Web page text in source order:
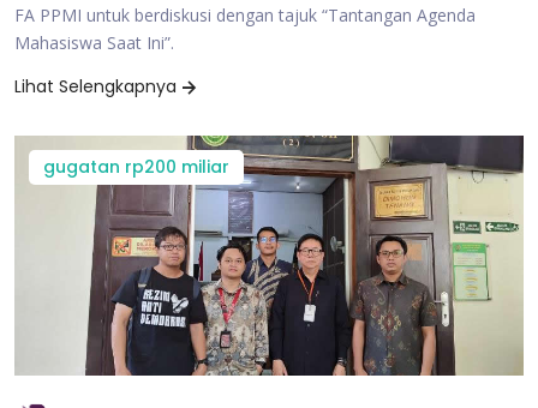
FA PPMI untuk berdiskusi dengan tajuk “Tantangan Agenda
Mahasiswa Saat Ini”.
Lihat Selengkapnya
gugatan rp200 miliar